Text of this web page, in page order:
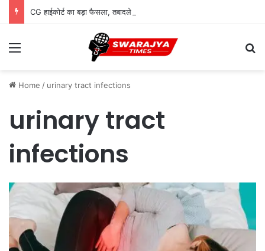
Menu
Home / urinary tract infections
urinary tract
infections